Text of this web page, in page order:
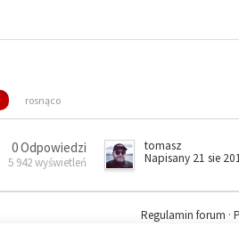
rosnąco
0 Odpowiedzi
5 942 wyświetleń
tomasz
Napisany 21 sie
Regulamin forum ·